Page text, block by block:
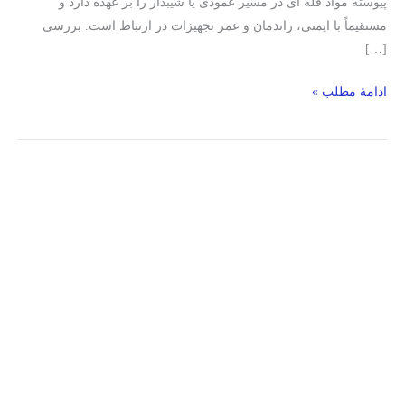
مستقیماً با ایمنی، راندمان و عمر تجهیزات در ارتباط است. بررسی
[…]
ادامۀ مطلب »